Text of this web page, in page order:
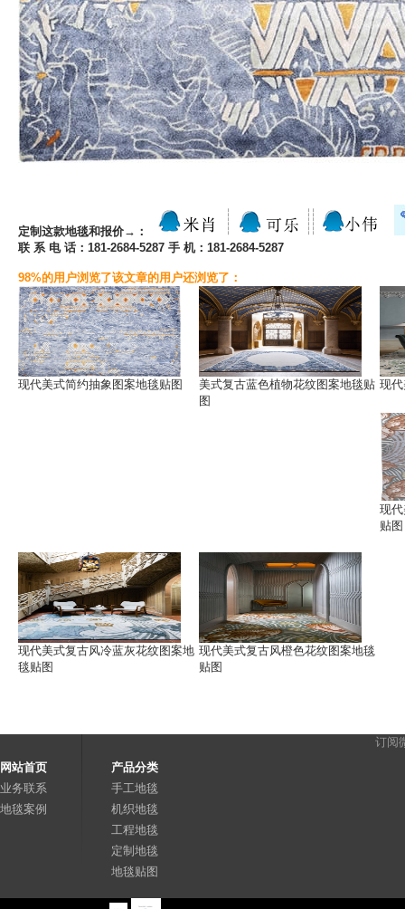
定制这款地毯和报价→：
联 系 电 话：181-2684-5287 手 机：181-2684-5287
98%的用户浏览了该文章的用户还浏览了：
现代美式简约抽象图案地毯贴图
美式复古蓝色植物花纹图案地毯贴
图
现
现
贴图
现代美式复古风冷蓝灰花纹图案地
毯贴图
现代美式复古风橙色花纹图案地毯
贴图
网站首页
业务联系
地毯案例
产品分类
手工地毯
机织地毯
工程地毯
定制地毯
地毯贴图
订阅